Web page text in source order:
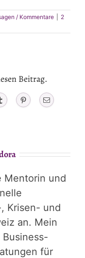
/ Kommentare
2
Beitrag.
Tumblr PinterestEmail
Mentorin und
Krisen- und
an. Mein
für